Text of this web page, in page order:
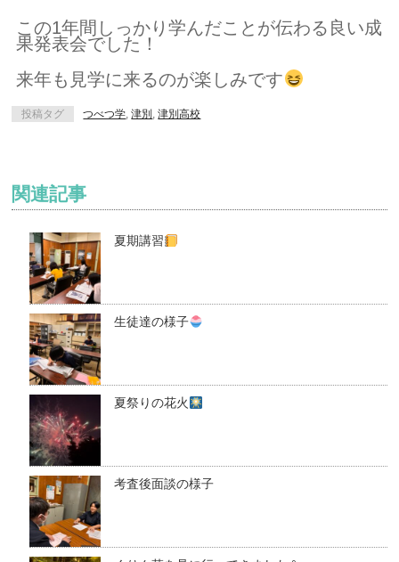
この1年間しっかり学んだことが伝わる良い成
果発表会でした！
来年も見学に来るのが楽しみです
投稿タグ つべつ学,津別 ,津別高校
関連記事
夏期講習
生徒達の様子
夏祭りの花火
考査後面談の様子